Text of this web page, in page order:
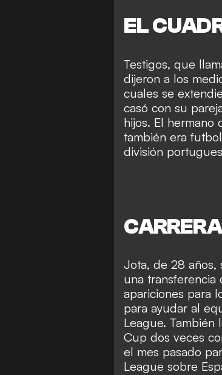
EL
Testigos, que
dijeron a los
cuales se
casó con su
hijos. El
también era
división
Jota, de 28
una transferencia
apariciones para
para ayudar al
League. También
Cup dos veces
el mes pasado
League sobre